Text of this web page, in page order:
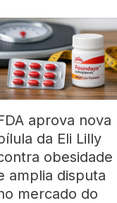
aprova nova
da Eli Lilly
obesidade
amplia disputa
mercado do